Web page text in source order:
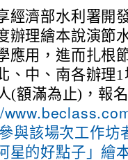
經濟部水利署開
辦理繪本說演節
應用，進而扎根
、中、南各辦理
(額滿為止)，報
與該場次工作坊
星的好點子」繪